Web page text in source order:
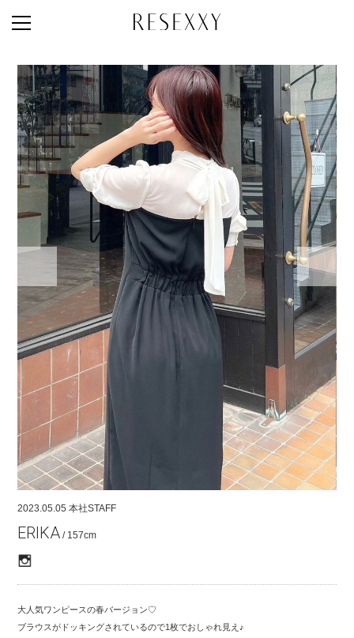
STAFF STYLE
2023.05.05 本社STAFF
ERIKA / 157cm
大人気ワンピースの春バージョン♡
ブラウスがドッキングされているので1枚でおしゃれ見え♪
NEWS
MAGAZINE
LOOK BOOK
NEW ARRIVAL
RANKING
STYLE PHOTO
ACCOUNT
SHOP LIST
CONCEPT
ONLINE STORE
COMPANY
CONTACT
RECRUIT
FOR BUSINESS PARTNER